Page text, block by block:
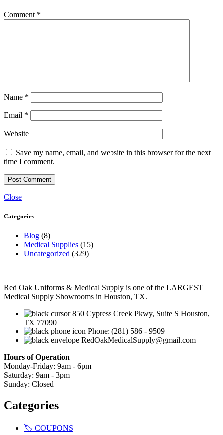
Comment *
Name *
Email *
Website
Save my name, email, and website in this browser for the next
time I comment.
Close
Categories
Blog (8)
Medical Supplies (15)
Uncategorized (329)
Red Oak Uniforms & Medical Supply is one of the LARGEST
Medical Supply Showrooms in Houston, TX.
850 Cypress Creek Pkwy, Suite S Houston,
TX 77090
Phone: (281) 586 - 9509
RedOakMedicalSupply@gmail.com
Hours of Operation
Monday-Friday: 9am - 6pm
Saturday: 9am - 3pm
Sunday: Closed
Categories
🏷️ COUPONS